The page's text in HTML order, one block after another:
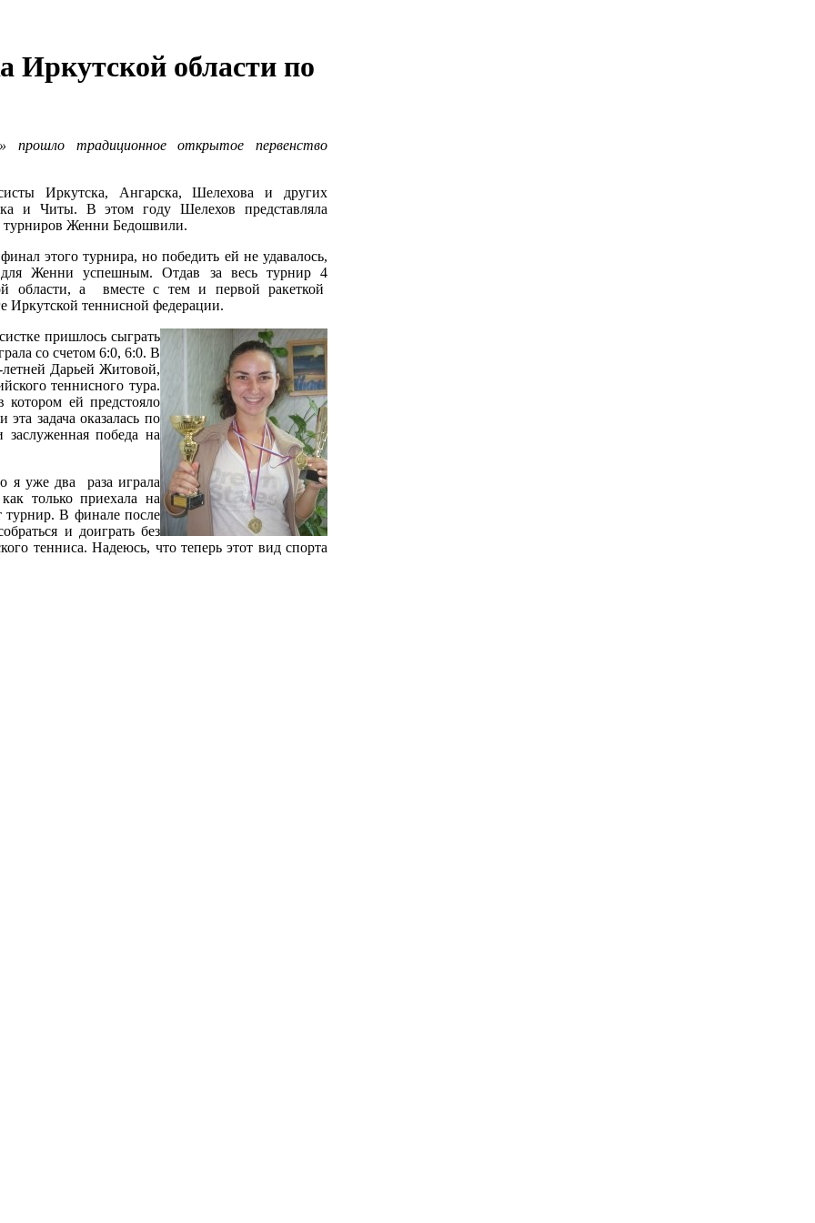
области по
традиционное открытое первенство
Иркутска, Ангарска, Шелехова и других
и Читы. В этом году Шелехов представляла
турниров Женни Бедошвили.
этого турнира, но победить ей не удавалось,
для Женни успешным. Отдав за весь турнир 4
области, а вместе с тем и первой ракеткой
Иркутской теннисной федерации.
пришлось сыграть
со счетом 6:0, 6:0. В
Дарьей Житовой,
теннисного тура.
ей предстояло
задача оказалась по
победа на
я уже два раза играла
только приехала на
турнир. В финале после
и доиграть без
тенниса. Надеюсь, что теперь этот вид спорта